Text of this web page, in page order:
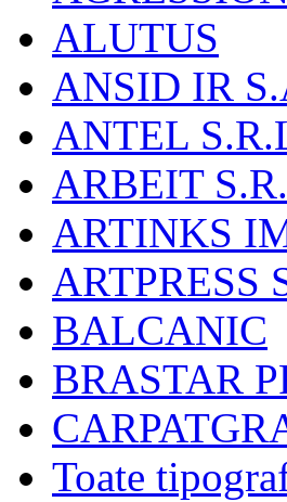
ALUTUS
ANSID IR
ANTEL
ARBEIT
ARTINKS
ARTPRESS
BALCANIC
BRASTAR
Toate